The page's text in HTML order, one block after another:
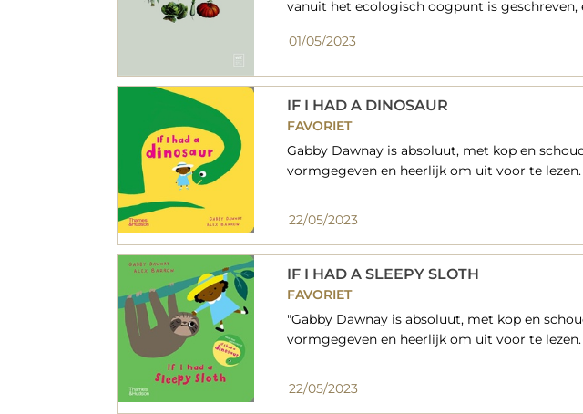
vanuit het ecologisch oogpunt is geschreven,
01/05/2023
IF I HAD A DINOSAUR
FAVORIET
Gabby Dawnay is absoluut, met kop en
vormgegeven en heerlijk om uit voor te
22/05/2023
IF I HAD A SLEEPY SLOTH
FAVORIET
"Gabby Dawnay is absoluut, met kop en
vormgegeven en heerlijk om uit voor te lezen.
22/05/2023